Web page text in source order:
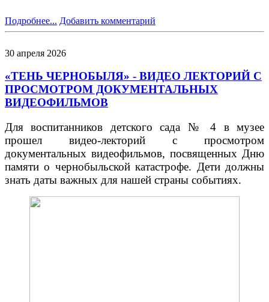
Подробнее... Добавить комментарий
30 апреля 2026
«ТЕНЬ ЧЕРНОБЫЛЯ» - ВИДЕО ЛЕКТОРИЙ С
ПРОСМОТРОМ ДОКУМЕНТАЛЬНЫХ
ВИДЕОФИЛЬМОВ
Для воспитанников детского сада № 4 в музее
прошел видео-лекторий с просмотром
документальных видеофильмов, посвященных Дню
памяти о чернобыльской катастрофе. Дети должны
знать даты важных для нашей страны событиях.